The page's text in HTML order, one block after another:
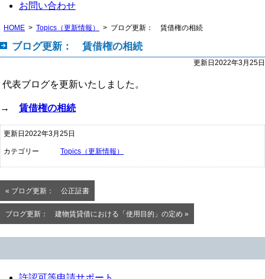
お問い合わせ
HOME Topics（更新情報） ブログ更新： 賃借権の相続
ブログ更新： 賃借権の相続
更新日2022年3月25日
代表ブログを更新いたしました。
→ 賃借権の相続
更新日2022年3月25日
カテゴリー Topics（更新情報）
« ブログ更新： 公正証書
ブログ更新： 建物賃貸借における「使用目的」の定め »